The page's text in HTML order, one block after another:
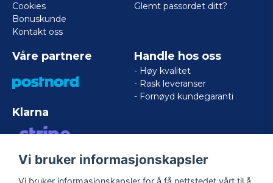
Cookies
Bonuskunde
Kontakt oss
Glemt passordet ditt?
Våre partnere
Klarna
VISA/MASTERCARD/AMERICAN
Handle hos oss
- Høy kvalitet
- Rask leveranser
- Fornøyd kundegaranti
Vi bruker informasjonskapsler
Vi bruker informasjonskapsler for å få nettstedet vårt til å